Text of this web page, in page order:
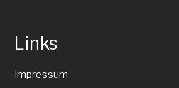
Links
Impressum